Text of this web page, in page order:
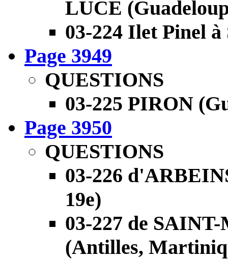
LUCE
03-224 Ilet Pinel
Page 3949
QUESTIONS
03-225 PIRON
Page 3950
QUESTIONS
03-226
19e)
03-227 de
(Antilles,